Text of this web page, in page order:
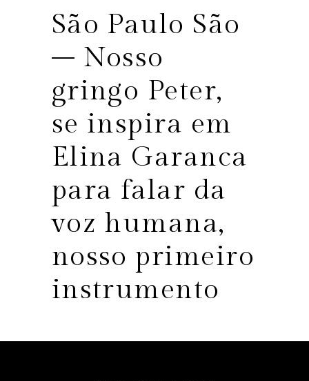
São Paulo São
– Nosso
gringo Peter,
se inspira em
Elina Garanca
para falar da
voz humana,
nosso primeiro
instrumento